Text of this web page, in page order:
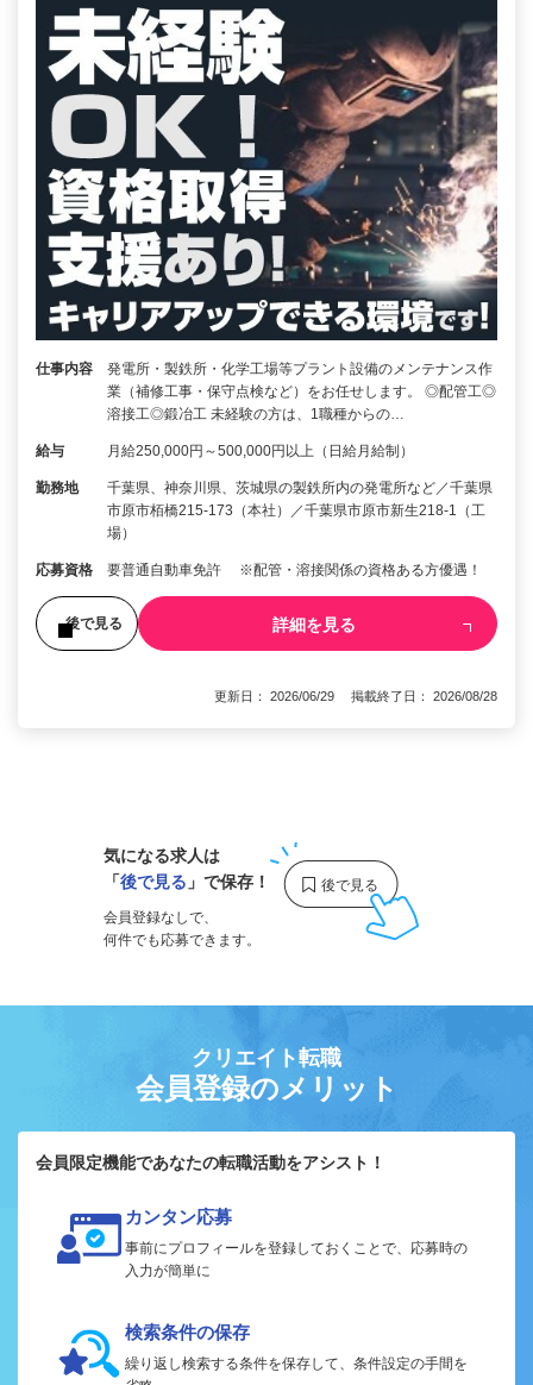
仕事内容
発電所・製鉄所・化学工場等プラント設備のメンテナンス作
業（補修工事・保守点検など）をお任せします。 ◎配管工◎
溶接工◎鍛冶工 未経験の方は、1職種からの…
給与 月給250,000円～500,000円以上（日給月給制）
勤務地
千葉県、神奈川県、茨城県の製鉄所内の発電所など／千葉県
市原市栢橋215-173（本社）／千葉県市原市新生218-1（工
場）
応募資格 要普通自動車免許 ※配管・溶接関係の資格ある方優遇！
後で見る 詳細を見る
更新日： 2026/06/29 掲載終了日： 2026/08/28
気になる求人は
「後で見る 」で保存！
会員登録なしで、
何件でも応募できます。
クリエイト転職
会員登録のメリット
会員限定機能であなたの転職活動をアシスト！
カンタン応募
事前にプロフィールを登録しておくことで、応募時の
入力が簡単に
検索条件の保存
繰り返し検索する条件を保存して、条件設定の手間を